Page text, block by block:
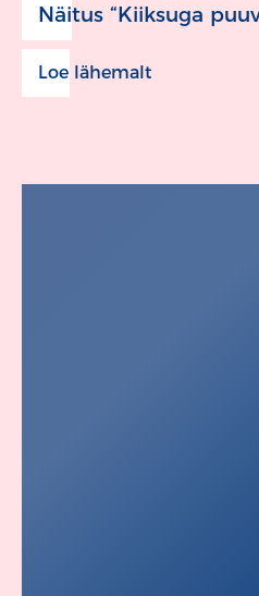
Näitus “Kiiksuga
Loe lähemalt